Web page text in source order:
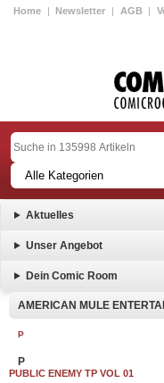
Home | Newsletter | AGB |
Aktuelles
Unser Angebot
Dein Comic Room
AMERICAN MULE
P
P
PUBLIC ENEMY TP VOL 01